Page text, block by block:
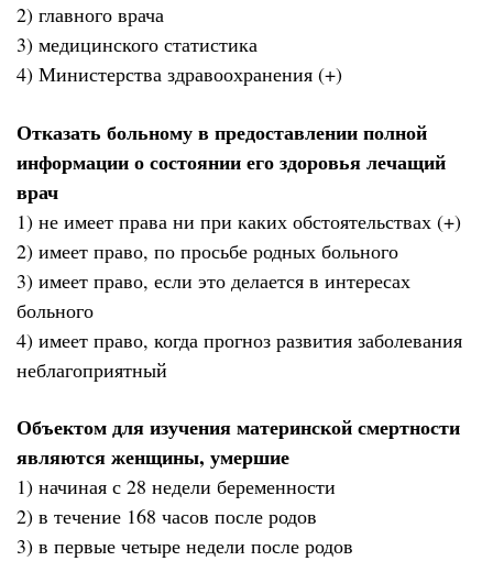
2) главного врача
3) медицинского статистика
4) Министерства здравоохранения (+)
Отказать больному в предоставлении полной
информации о состоянии его здоровья лечащий
врач
1) не имеет права ни при каких обстоятельствах (+)
2) имеет право, по просьбе родных больного
3) имеет право, если это делается в интересах
больного
4) имеет право, когда прогноз развития заболевания
неблагоприятный
Объектом для изучения материнской смертности
являются женщины, умершие
1) начиная с 28 недели беременности
2) в течение 168 часов после родов
3) в первые четыре недели после родов